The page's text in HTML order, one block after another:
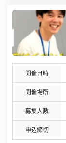
開催日時
開催場所
募集人数
申込締切